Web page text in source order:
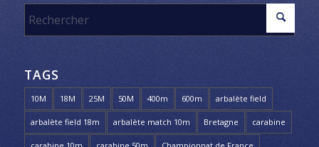
TAGS
10M 18M 25M 50M 400m 600m arbalète field
arbalète field 18m arbalète match 10m Bretagne carabine